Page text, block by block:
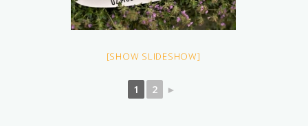
[SHOW SLIDESHOW]
1 2 ►